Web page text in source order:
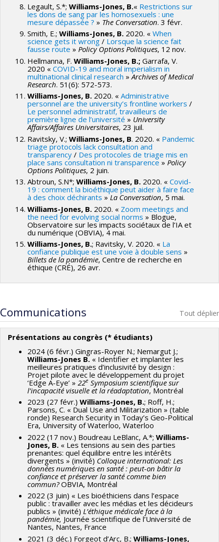
Legault, S.*; Williams-Jones, B.« Restrictions sur
les dons de sang par les homosexuels : une
mesure dépassée ? » The Conversation. 3 févr.
Smith, E.; Williams-Jones, B. 2020. « When
science gets it wrong / Lorsque la science fait
fausse route » Policy Options Politiques, 12 nov.
Hellmanna, F. Williams-Jones, B.; Garrafa, V.
2020 « COVID-19 and moral imperialism in
multinational clinical research » Archives of Medical
Research. 51(6): 572-573.
Williams-Jones, B. 2020. « Administrative
personnel are the university’s frontline workers /
Le personnel administratif, travailleurs de
première ligne de l’université » University
Affairs/Affaires Universitaires, 23 juil.
Ravitsky, V.; Williams-Jones, B. 2020. « Pandemic
triage protocols lack consultation and
transparency / Des protocoles de triage mis en
place sans consultation ni transparence » Policy
Options Politiques, 2 juin.
Abtroun, S.N*; Williams-Jones, B. 2020. « Covid-
19 : comment la bioéthique peut aider à faire face
à des choix déchirants »La Conversation, 5 mai.
Williams-Jones, B. 2020. « Zoom meetings and
the need for evolving social norms » Blogue,
Observatoire sur les impacts sociétaux de l’IA et
du numérique (OBVIA), 4 mai.
Williams-Jones, B.; Ravitsky, V. 2020. « La
confiance publique est une voie à double sens »
Billets de la pandémie, Centre de recherche en
éthique (CRÉ), 26 avr.
Communications Tout déplier
Présentations au congrès (* étudiants)
2024 (6 févr.) Gingras-Royer N.; Nemargut J.;
Williams-Jones B. « Identifier et implanter les
meilleures pratiques d’inclusivité by design :
Projet pilote avec le développement du projet
‘Edge A-Eye’ » 22e Symposium scientifique sur
l’incapacité visuelle et la réadaptation, Montréal
2023 (27 févr.) Williams-Jones, B.; Roff, H.;
Parsons, C. « Dual Use and Militarization » (table
ronde) Research Security in Today’s Geo-Political
Era, University of Waterloo, Waterloo
2022 (17 nov.) Boudreau LeBlanc, A.*; Williams-
Jones, B. « Les tensions au sein des parties
prenantes: quel équilibre entre les intérêts
divergents » (invité) Colloque international: Les
données numériques en santé : peut-on bâtir la
confiance et préserver la santé comme bien
commun?OBVIA, Montréal
2022 (3 juin) « Les bioéthiciens dans l’espace
public : travailler avec les médias et les décideurs
publics » (invité) L’éthique médicale face à la
pandémie, Journée scientifique de l’Université de
Nantes, Nantes, France
2021 (3 déc.) Forgeot d’Arc, B.; Williams-Jones,